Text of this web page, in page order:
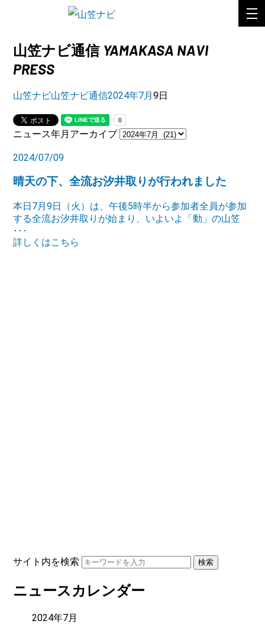
山笠ナビ通信 YAMAKASA NAVI
PRESS
山笠ナビ山笠ナビ通信2024年7月9日
ニュース年月アーカイブ
2024/07/09
晴天の下、全流お汐井取りが行われました
本日7月9日（火）は、午後5時半から参加者全員が参加
する全流お汐井取りが始まり、いよいよ「動」の山笠
･･･
詳しくはこちら
サイト内を検索
ニュースカレンダー
2024年7月